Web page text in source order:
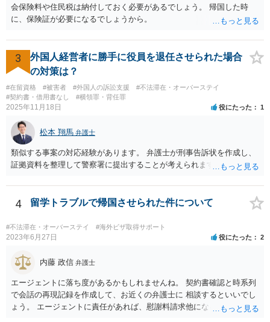
会保険料や住民税は納付しておく必要があるでしょう。 帰国した時
に、保険証が必要になるでしょうから。
3
外国人経営者に勝手に役員を退任させられた場合
の対策は？
#在留資格 #被害者 #外国人の訴訟支援
#不法滞在・オーバーステイ
#契約書・借用書なし
#横領罪・背任罪
2025年11月18日 役にたった 1
松本 翔馬 弁護士
類似する事案の対応経験があります。 弁護士が刑事告訴状を作成し、
証拠資料を整理して警察署に提出することが考えられます。
4 留学トラブルで帰国させられた件について
#不法滞在・オーバーステイ #海外ビザ取得サポート
2023年6月27日 役にたった 2
内藤 政信 弁護士
エージェントに落ち度があるかもしれませんね。 契約書確認と時系列
で会話の再現記録を作成して、お近くの弁護士に 相談するといいでし
ょう。 エージェントに責任があれば、慰謝料請求他になるでしょう。